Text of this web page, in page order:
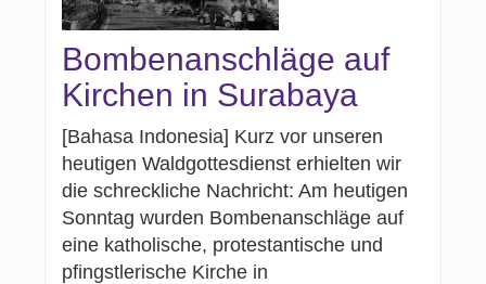
Bombenanschläge auf
Kirchen in Surabaya
[Bahasa Indonesia] Kurz vor unseren
heutigen Waldgottesdienst erhielten wir
die schreckliche Nachricht: Am heutigen
Sonntag wurden Bombenanschläge auf
eine katholische, protestantische und
pfingstlerische Kirche in